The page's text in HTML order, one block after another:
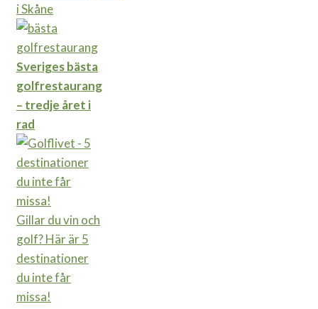
i Skåne
Sveriges bästa
golfrestaurang
– tredje året i
rad
Gillar du vin och
golf? Här är 5
destinationer
du inte får
missa!